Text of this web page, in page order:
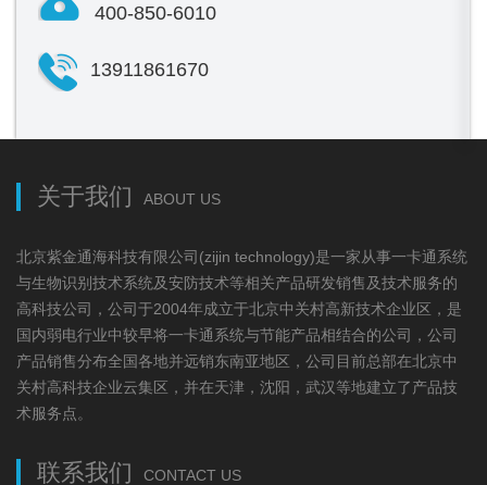
400-850-6010
13911861670
关于我们 ABOUT US
北京紫金通海科技有限公司(zijin technology)是一家从事一卡通系统
与生物识别技术系统及安防技术等相关产品研发销售及技术服务的
高科技公司，公司于2004年成立于北京中关村高新技术企业区，是
国内弱电行业中较早将一卡通系统与节能产品相结合的公司，公司
产品销售分布全国各地并远销东南亚地区，公司目前总部在北京中
关村高科技企业云集区，并在天津，沈阳，武汉等地建立了产品技
术服务点。
联系我们 CONTACT US